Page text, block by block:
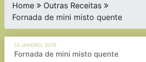
Home
Outras Receitas
Fornada de mini misto quente
10 JANEIRO, 2019
Fornada de mini misto quente